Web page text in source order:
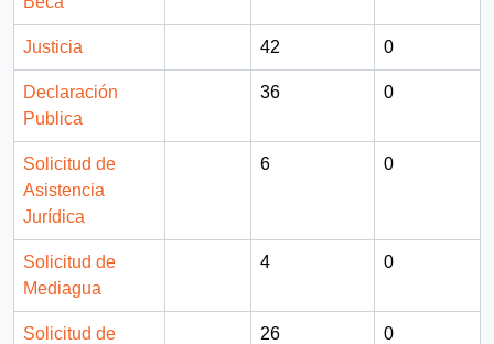
Justicia 42 0
Declaración
Publica
36 0
Solicitud de
Asistencia
Jurídica
6 0
Solicitud de
Mediagua
4 0
Solicitud de
26 0